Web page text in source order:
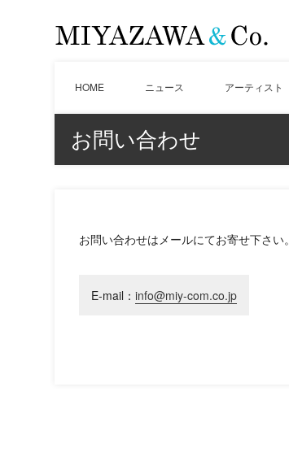
HOME ニュース アーティスト
お問い合わせ
お問い合わせはメールにてお寄せ下さい。
E-mail： info@miy-com.co.jp